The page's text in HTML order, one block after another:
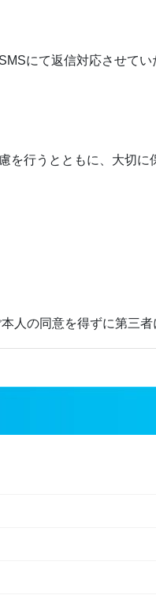
にて返信対応させてい
行うとともに、大切
人の同意を得ずに第三者